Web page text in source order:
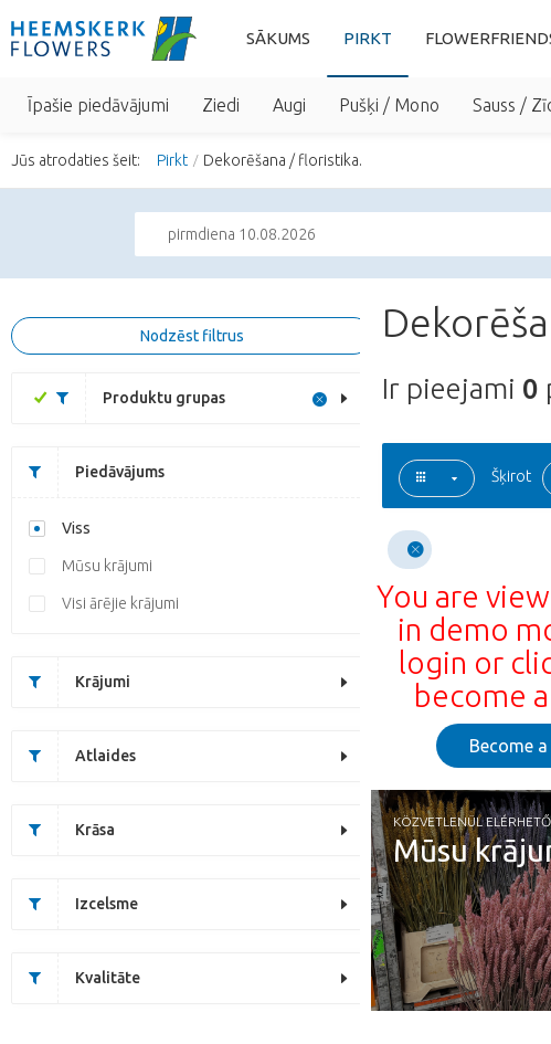
SĀKUMS PIRKT
Īpašie piedāvājumi Ziedi Augi Pušķi / Mono Sauss /
Jūs atrodaties šeit: Pirkt Dekorēšana / floristika.
pirmdiena 10.08.2026
Nodzēst filtrus
Produktu grupas
Piedāvājums
Viss
Mūsu krājumi
Visi ārējie krājumi
Krājumi
Atlaides
Krāsa
Izcelsme
Kvalitāte
Ir pieejami 0
Šķirot
You are
in demo
login or
become
Become
KÖZVETLENÜL ELÉRHETŐ
Mūsu